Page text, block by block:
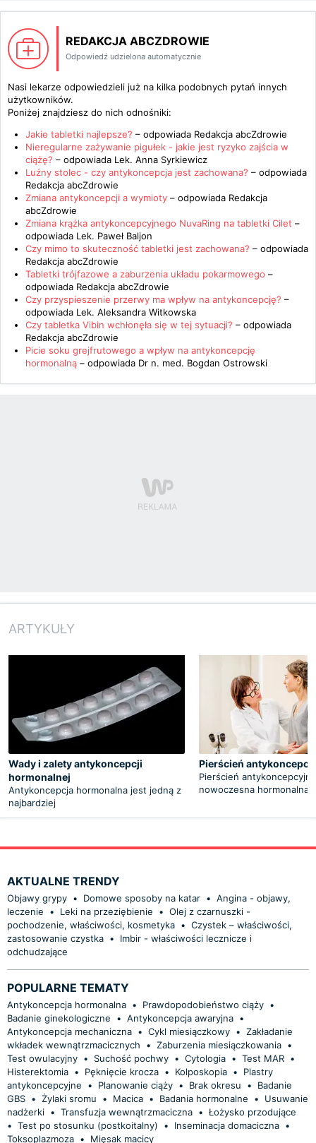
REDAKCJA ABCZDROWIE
Odpowiedź udzielona automatycznie
Nasi lekarze odpowiedzieli już na kilka podobnych pytań innych
użytkowników.
Poniżej znajdziesz do nich odnośniki:
Jakie tabletki najlepsze? – odpowiada Redakcja abcZdrowie
Nieregularne zażywanie pigułek - jakie jest ryzyko zajścia w
ciążę? – odpowiada Lek. Anna Syrkiewicz
Luźny stolec - czy antykoncepcja jest zachowana? – odpowiada
Redakcja abcZdrowie
Zmiana antykoncepcji a wymioty – odpowiada Redakcja
abcZdrowie
Zmiana krążka antykoncepcyjnego NuvaRing na tabletki Cilet –
odpowiada Lek. Paweł Baljon
Czy mimo to skuteczność tabletki jest zachowana? – odpowiada
Redakcja abcZdrowie
Tabletki trójfazowe a zaburzenia układu pokarmowego –
odpowiada Redakcja abcZdrowie
Czy przyspieszenie przerwy ma wpływ na antykoncepcję? –
odpowiada Lek. Aleksandra Witkowska
Czy tabletka Vibin wchłonęła się w tej sytuacji? – odpowiada
Redakcja abcZdrowie
Picie soku grejfrutowego a wpływ na antykoncepcję
hormonalną – odpowiada Dr n. med. Bogdan Ostrowski
ARTYKUŁY
Wady i zalety antykoncepcji
hormonalnej
Antykoncepcja hormonalna jest jedną z
najbardziej
Pierścień
Pierścień
nowoczesna hormonalna
AKTUALNE TRENDY
Objawy grypy • Domowe sposoby na katar • Angina - objawy,
leczenie
• Leki na przeziębienie • Olej z czarnuszki -
pochodzenie, właściwości, kosmetyka • Czystek – właściwości,
zastosowanie czystka •
Imbir - właściwości lecznicze i
odchudzające
POPULARNE TEMATY
Antykoncepcja hormonalna • Prawdopodobieństwo ciąży •
Badanie ginekologiczne
• Antykoncepcja awaryjna •
Antykoncepcja mechaniczna • Cykl miesiączkowy • Zakładanie
wkładek wewnątrzmacicznych
• Zaburzenia miesiączkowania •
Test owulacyjny • Suchość pochwy • Cytologia • Test MAR •
Histerektomia • Pęknięcie krocza • Kolposkopia •
Plastry
antykoncepcyjne
• Planowanie ciąży • Brak okresu •
Badanie
GBS • Żylaki sromu • Macica • Badania hormonalne •
Usuwanie
nadżerki • Transfuzja wewnątrzmaciczna • Łożysko przodujące
• Test po stosunku (postkoitalny) • Inseminacja domaciczna •
Toksoplazmoza • Mięsak macicy